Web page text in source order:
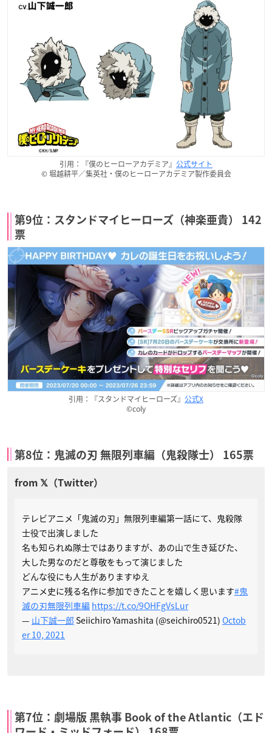
引用：『僕のヒーローアカデミア』 公式サイト
© 堀越耕平／集英社・僕のヒーローアカデミア製作委員会
第9位：スタンドマイヒーローズ（神楽亜貴） 142
票
引用：『スタンドマイヒーローズ』 公式X
©coly
第8位：鬼滅の刃 無限列車編（鬼殺隊士） 165票
テレビアニメ「鬼滅の刃」無限列車編第一話にて、鬼殺隊
士役で出演しました
名も知られぬ隊士ではありますが、あの山で生き延びた、
大した男なのだと尊敬をもって演じました
どんな役にも人生がありますゆえ
アニメ史に残る名作に参加できたことを嬉しく思います#鬼
滅の刃無限列車編 https://t.co/9OHFgVsLur
— 山下誠一郎Seiichiro Yamashita (@seichiro0521) Octob
er 10, 2021
第7位：劇場版 黒執事 Book of the Atlantic（エド